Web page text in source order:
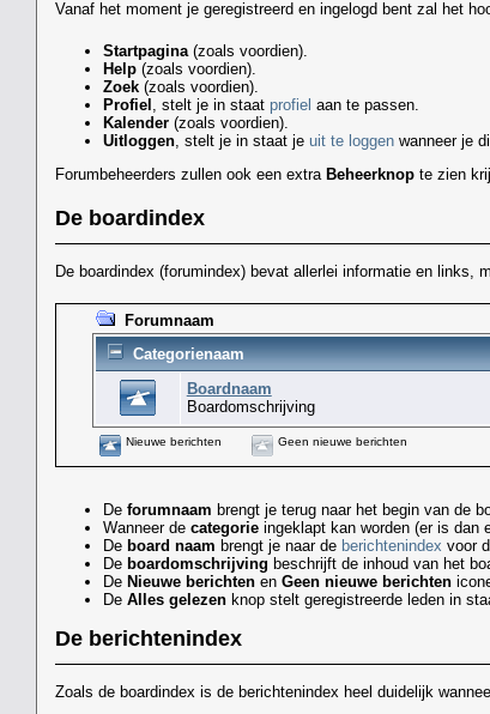
Vanaf het moment je geregistreerd en ingelogd bent zal het
Startpagina(zoals voordien).
Help(zoals voordien).
Zoek(zoals voordien).
Profiel
, stelt je in staat profiel aan te passen.
Kalender(zoals voordien).
Uitloggen, stelt je in staat je uit te loggenwanneer je
Forumbeheerders zullen ook een extra Beheerknopte zien
De boardindex
De boardindex (forumindex) bevat allerlei informatie en links,
Forumnaam
Categorienaam
Boardnaam
Boardomschrijving
Nieuwe berichten Geen nieuwe berichten
De forumnaam brengt je terug naar het begin van de
Wanneer de categorieingeklapt kan worden (er is dan
De board naam brengt je naar de berichtenindex voor
De boardomschrijving beschrijft de inhoud van het
De Nieuwe berichtenen Geen nieuwe berichten
De Alles gelezenknop stelt geregistreerde leden in
De berichtenindex
Zoals de boardindex is de berichtenindex heel duidelijk